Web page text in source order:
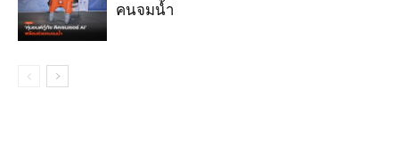
คนจมน้ำ